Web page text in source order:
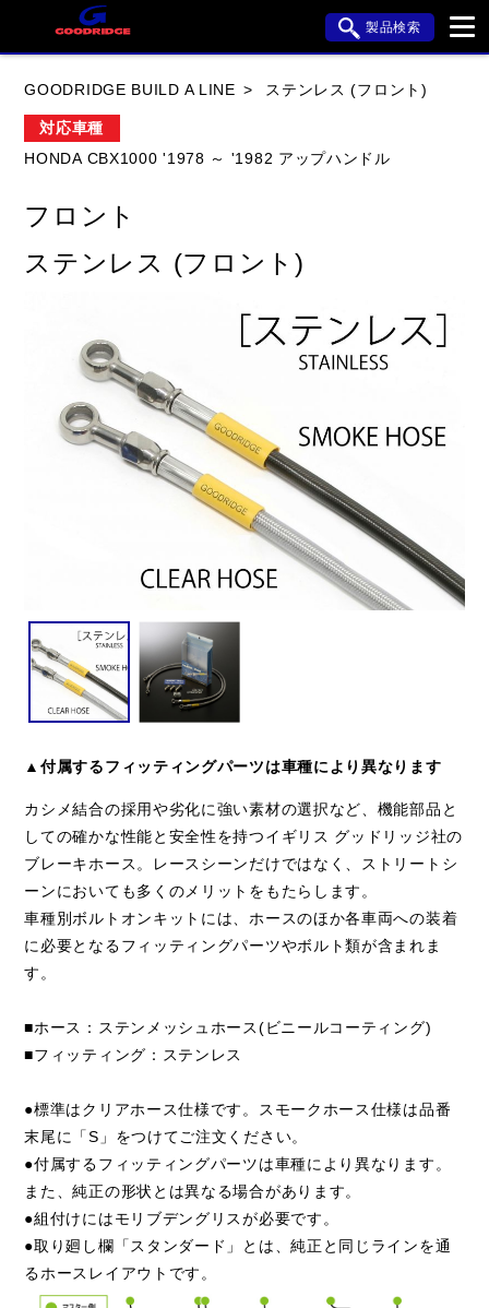
製品検索
HYOSUNG
閉じる
GOODRIDGE BUILD A LINE ステンレス (フロント)
対応車種
HONDA CBX1000 '1978 ～ '1982 アップハンドル
フロント
ステンレス (フロント)
▲付属するフィッティングパーツは車種により異なります
カシメ結合の採用や劣化に強い素材の選択など、機能部品と
しての確かな性能と安全性を持つイギリス グッドリッジ社の
ブレーキホース。レースシーンだけではなく、ストリートシ
ーンにおいても多くのメリットをもたらします。
車種別ボルトオンキットには、ホースのほか各車両への装着
に必要となるフィッティングパーツやボルト類が含まれま
す。
■ホース：ステンメッシュホース(ビニールコーティング)
■フィッティング：ステンレス
●標準はクリアホース仕様です。スモークホース仕様は品番
末尾に「S」をつけてご注文ください。
●付属するフィッティングパーツは車種により異なります。
また、純正の形状とは異なる場合があります。
●組付けにはモリブデングリスが必要です。
●取り廻し欄「スタンダード」とは、純正と同じラインを通
るホースレイアウトです。